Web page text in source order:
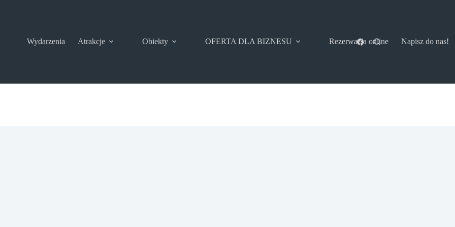
Wydarzenia Atrakcje Obiekty OFERTA DLA BIZNESU Rezerwacja online Napisz do nas!